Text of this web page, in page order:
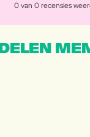
0 van 0 recensies